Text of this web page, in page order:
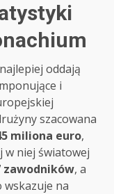
oddają
i
szacowana
miliona euro,
w niej światowej
zawodników, a
wskazuje na